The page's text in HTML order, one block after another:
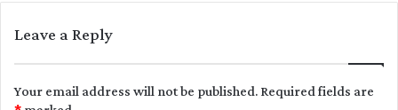
Leave a Reply
Your email address will not be published.Required fields are